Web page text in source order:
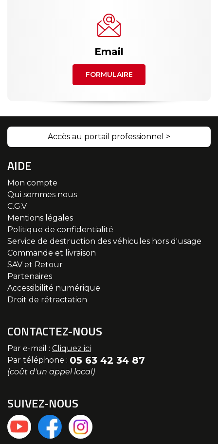
Email
FORMULAIRE
Accès au portail professionnel >
AIDE
Mon compte
Qui sommes nous
C.G.V
Mentions légales
Politique de confidentialité
Service de destruction des véhicules hors d'usage
Commande et livraison
SAV et Retour
Partenaires
Accessibilité numérique
Droit de rétractation
CONTACTEZ-NOUS
Par e-mail : Cliquez ici
Par téléphone : 05 63 42 34 87
(coût d'un appel local)
SUIVEZ-NOUS